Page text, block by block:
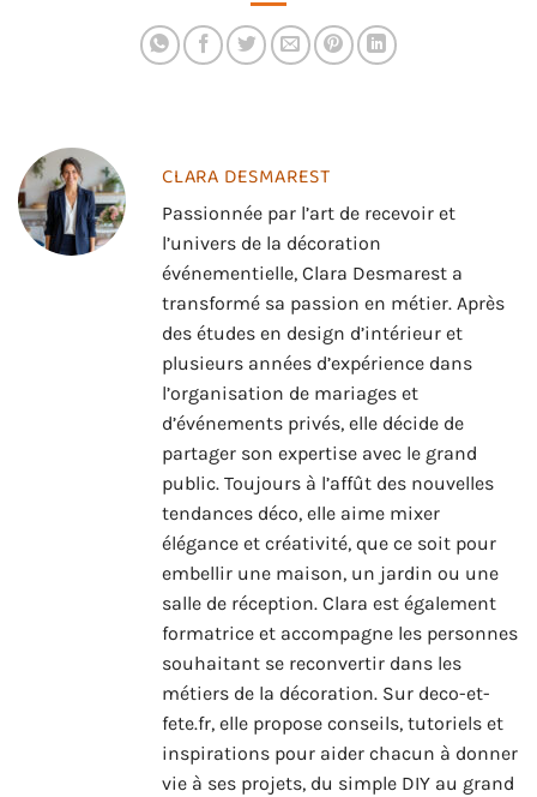
CLARA DESMAREST
Passionnée par l’art de recevoir et
l’univers de la décoration
événementielle, Clara Desmarest a
transformé sa passion en métier. Après
des études en design d’intérieur et
plusieurs années d’expérience dans
l’organisation de mariages et
d’événements privés, elle décide de
partager son expertise avec le grand
public. Toujours à l’affût des nouvelles
tendances déco, elle aime mixer
élégance et créativité, que ce soit pour
embellir une maison, un jardin ou une
salle de réception. Clara est également
formatrice et accompagne les personnes
souhaitant se reconvertir dans les
métiers de la décoration. Sur deco-et-
fete.fr, elle propose conseils, tutoriels et
inspirations pour aider chacun à donner
vie à ses projets, du simple DIY au grand